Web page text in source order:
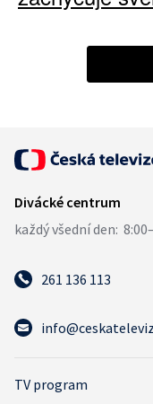
261 136 113
TV program